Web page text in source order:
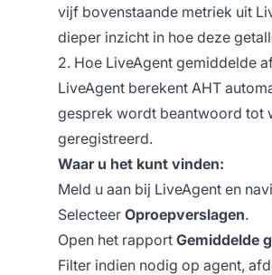
vijf bovenstaande metriek uit
dieper inzicht in hoe deze
2. Hoe LiveAgent gemiddelde
LiveAgent berekent AHT
gesprek wordt beantwoord tot
geregistreerd.
Waar u het kunt vinden:
Meld u aan bij LiveAgent en
Selecteer Oproepverslagen.
Open het rapport Gemiddelde
Filter indien nodig op agent,